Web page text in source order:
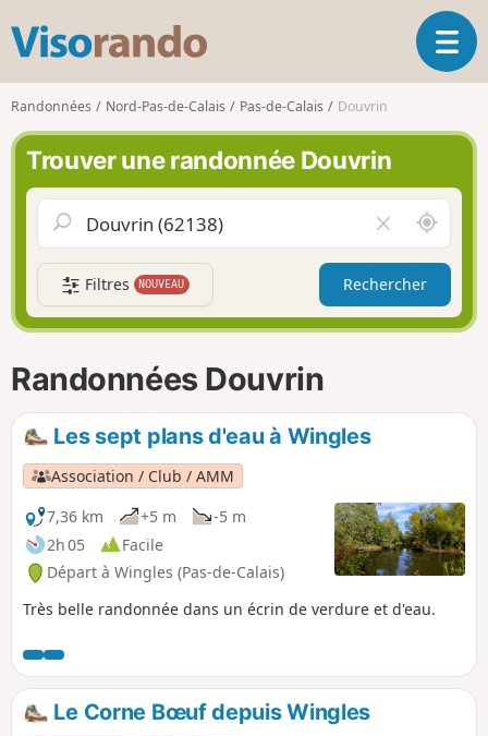
s
o
r
n
d
o
O
u
l
a
i
g
o
Randonnées Nord-Pas-de-Calais Pas-de-Calais Douvrin
Trouver une randonnée Douvrin
i
d
e
r
l
A
u
t
u
r
Filtres NOUVEAU Rechercher
Randonnées Douvrin
Les sept plans d'eau à Wingles
Association / Club / AMM
7,36 km
+5 m
-5 m
2h 05
Facile
Départ à Wingles (Pas-de-Calais)
Très belle randonnée dans un écrin de verdure et d'eau.
Le Corne Bœuf depuis Wingles